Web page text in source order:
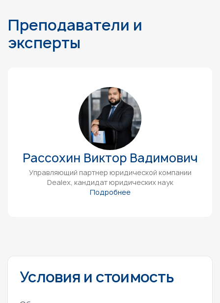
Преподаватели и
эксперты
Рассохин Виктор Вадимович
Управляющий партнер юридической компании
Dealex, кандидат юридических наук
Подробнее
Условия и стоимость